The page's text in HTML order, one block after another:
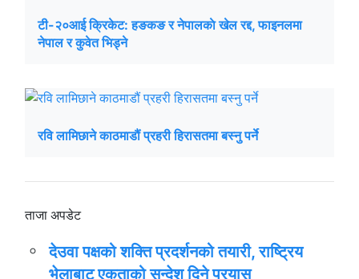
टी-२०आई क्रिकेट: हङकङ र नेपालकाे खेल रद्द, फाइनलमा
नेपाल र कुवेत भिड्ने
रवि लामिछाने काठमाडौं प्रहरी हिरासतमा बस्नु पर्ने
ताजा अपडेट
देउवा पक्षको शक्ति प्रदर्शनको तयारी, राष्ट्रिय
भेलाबाट एकताको सन्देश दिने प्रयास